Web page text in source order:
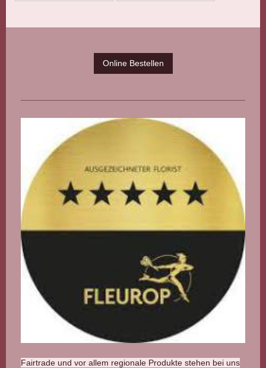
Online Bestellen
Fairtrade und vor allem regionale Produkte stehen bei uns